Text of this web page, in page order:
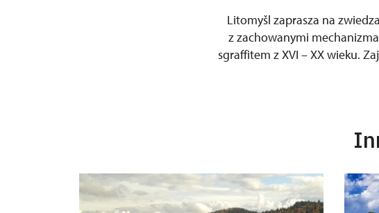
Litomyšl zaprasza na
z zachowanymi
sgraffitem z XVI – XX wieku.